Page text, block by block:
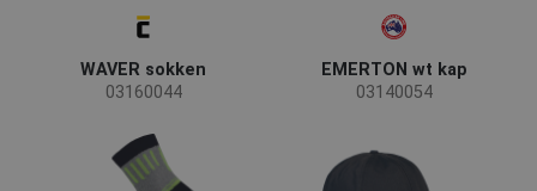
WAVER sokken
03160044
EMERTON wt kap
03140054